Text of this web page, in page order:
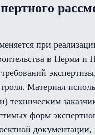
при
в Перми и
Материал
техническим
форм
документации,